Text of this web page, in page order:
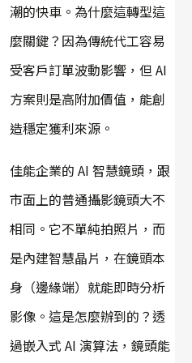
潮的快車。為什麼這轉型這
麼關鍵？因為傳統代工容易
受客戶訂單波動影響，但 AI
方案則是高附加價值，能創
造穩定獲利來源。
佳能企業的 AI 智慧鏡頭，跟
市面上的普通攝影鏡頭大不
相同。它不單純拍照片，而
是內建智慧晶片，在鏡頭本
身（邊緣端）就能即時分析
影像。這是怎麼辦到的？透
過嵌入式 AI 演算法，鏡頭能